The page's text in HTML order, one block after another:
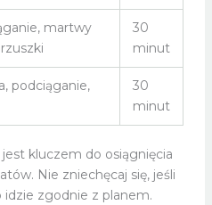
martwy
30
minut
podciąganie,
30
minut
kluczem do osiągnięcia
Nie zniechęcaj się, jeśli
zgodnie z planem.